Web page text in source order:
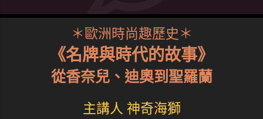
＊歐洲時尚趣歷史＊
《名牌與時代的故事》
從香奈兒、迪奧到聖羅蘭
主講人 神奇海獅